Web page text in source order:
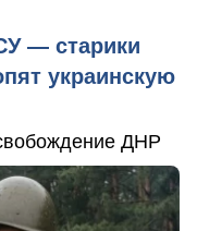
— старики
украинскую
ДНР